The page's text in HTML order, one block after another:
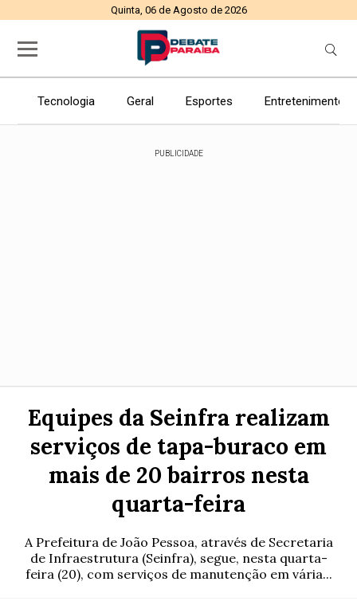
Quinta, 06 de Agosto de 2026
Tecnologia Geral Esportes Entretenimento
PUBLICIDADE
Equipes da Seinfra realizam
serviços de tapa-buraco em
mais de 20 bairros nesta
quarta-feira
A Prefeitura de João Pessoa, através de Secretaria
de Infraestrutura (Seinfra), segue, nesta quarta-
feira (20), com serviços de manutenção em vária...